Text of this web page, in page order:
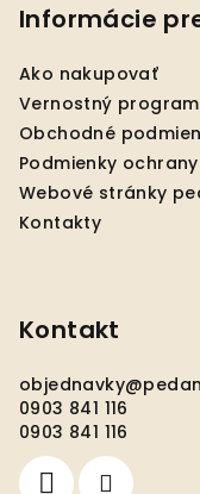
Informácie
Ako nakupovať
Vernostný program
Obchodné
Podmienky
Webové stránky
Kontakty
Kontakt
objednavky@
0903 841 116
0903 841 116